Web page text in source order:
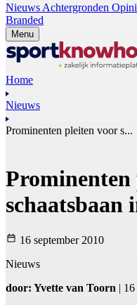
Nieuws Achtergronden
Branded
Menu
Home
Nieuws
Prominenten pleiten voor s...
schaatsbaan
16 september 2010
Nieuws
door: Yvette van Toorn |